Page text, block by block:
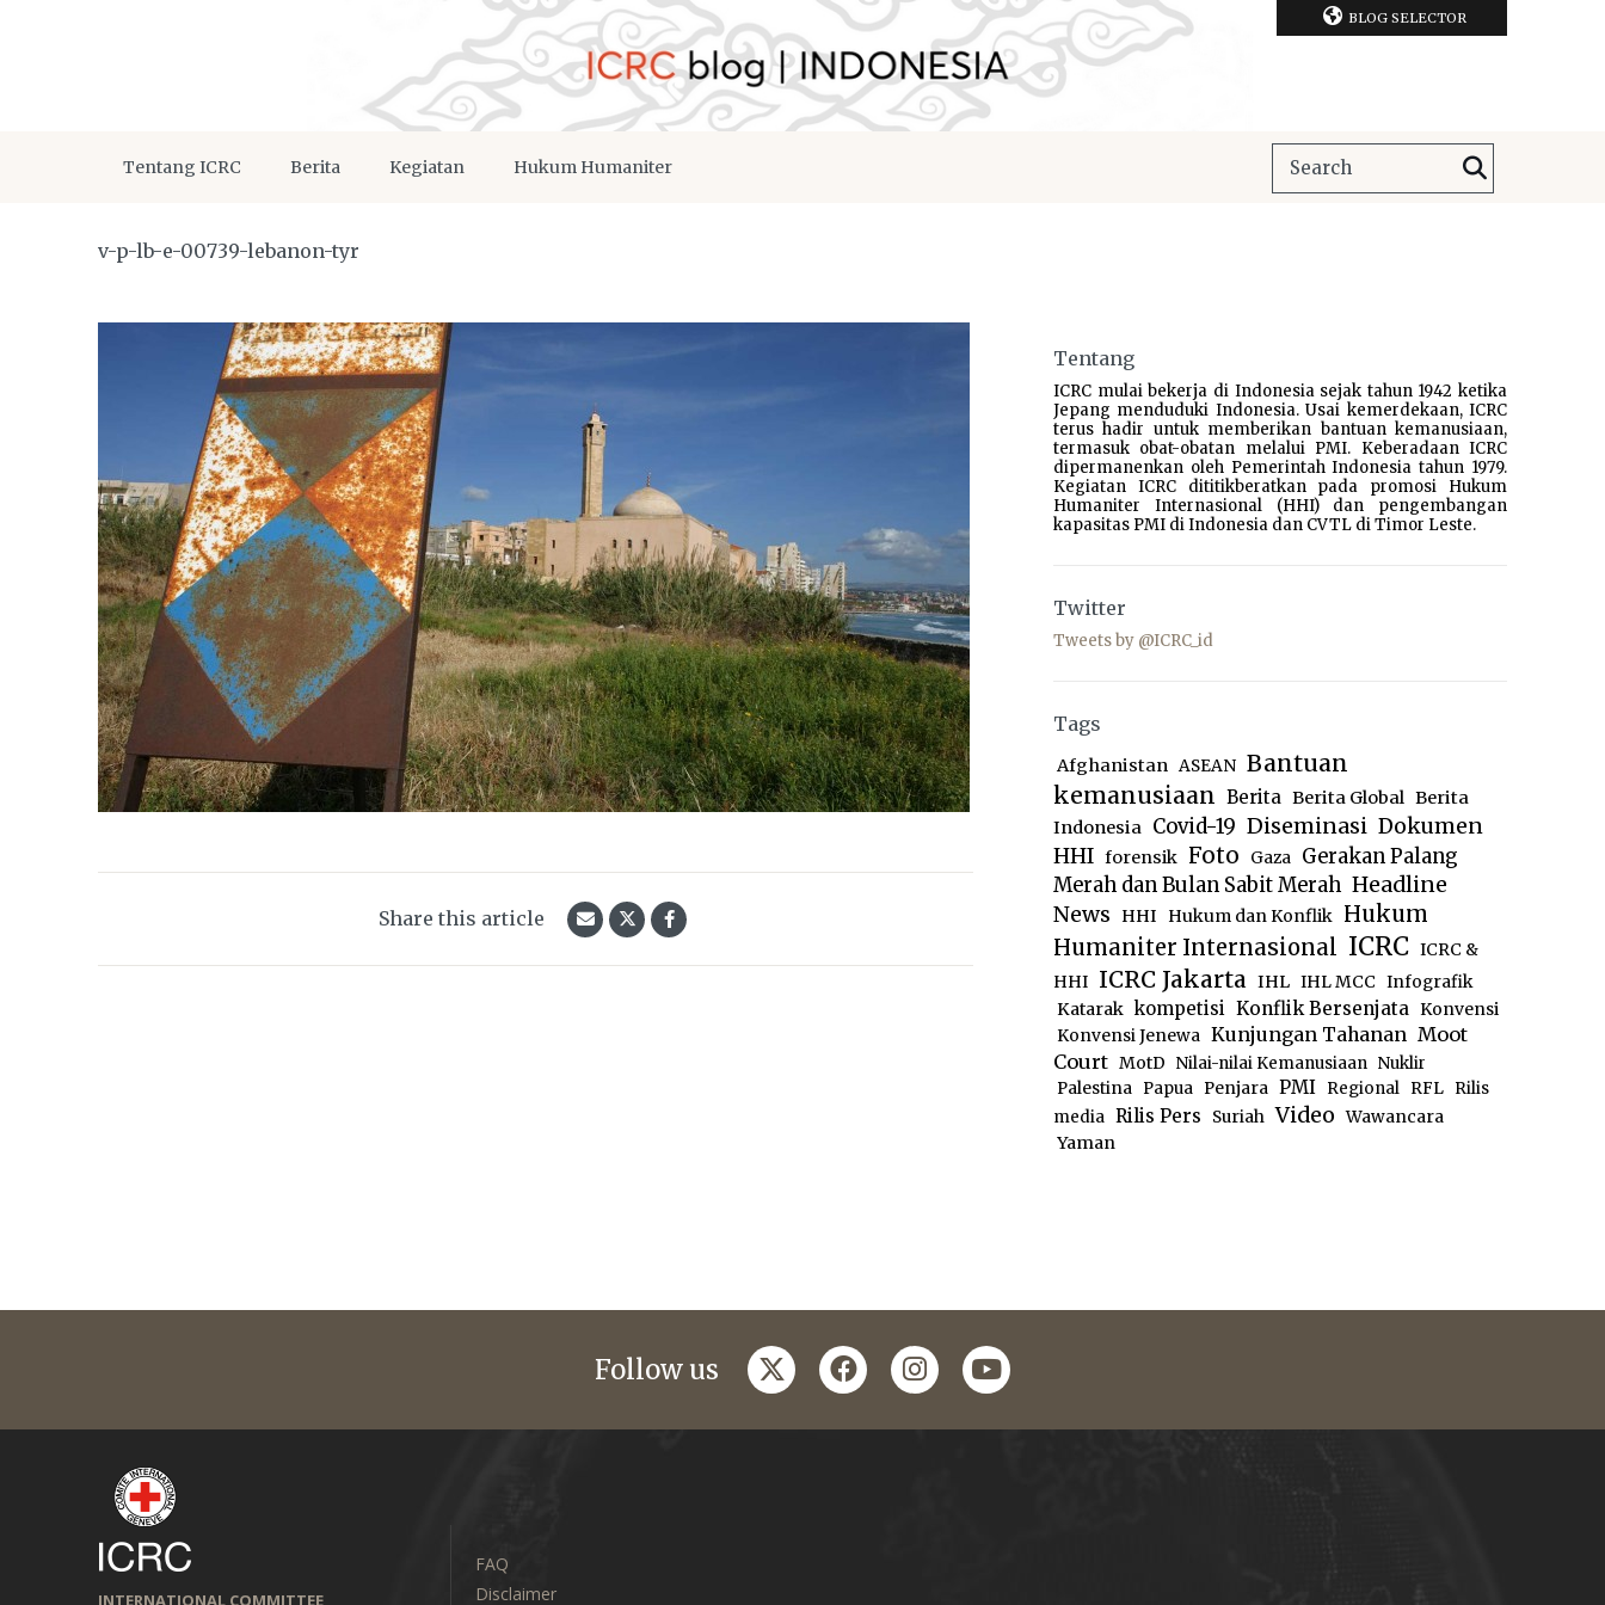
BLOG SELECTOR
Tentang ICRC Berita Kegiatan Hukum Humaniter
v-p-lb-e-00739-lebanon-tyr
Share this article
Tentang
ICRC mulai bekerja di Indonesia sejak tahun 1942 ketika
Jepang menduduki Indonesia. Usai kemerdekaan, ICRC
terus hadir untuk memberikan bantuan kemanusiaan,
termasuk obat-obatan melalui PMI. Keberadaan ICRC
dipermanenkan oleh Pemerintah Indonesia tahun 1979.
Kegiatan ICRC dititikberatkan pada promosi Hukum
Humaniter Internasional (HHI) dan pengembangan
kapasitas PMI di Indonesia dan CVTL di Timor Leste.
Twitter
Tweets by @ICRC_id
Tags
Afghanistan ASEAN Bantuan
kemanusiaan Berita Berita Global Berita
Indonesia Covid-19 Diseminasi Dokumen
HHI forensik Foto Gaza Gerakan Palang
Merah dan Bulan Sabit Merah Headline
News
HHI Hukum dan Konflik Hukum
Humaniter Internasional ICRC ICRC &
HHI ICRC Jakarta IHL IHL MCC Infografik
Katarak kompetisi Konflik Bersenjata Konvensi
Konvensi Jenewa Kunjungan Tahanan Moot
Court MotD Nilai-nilai Kemanusiaan Nuklir
Palestina
Papua Penjara PMI Regional RFL
Rilis
media Rilis Pers Suriah Video Wawancara
Yaman
Follow us twitterfacebookinstagram
youtube
INTERNATIONAL COMMITTEE
FAQ
Disclaimer